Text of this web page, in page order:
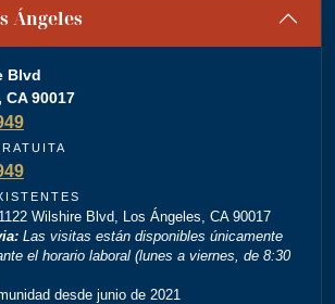
advocating for their clients' rights. A
bringing justice to their cases! Keep
doing and ensuring there is still
”
at Dordick Law is very easy to
knows her stuff. She made the
and explained everything
tell she’s very knowledgeable about
Ángeles
Blvd
90017
1122 Wilshire Blvd, Los Ángeles, CA 90017
Las visitas están disponibles únicamente
el horario laboral (lunes a viernes, de 8:30
desde junio de 2021